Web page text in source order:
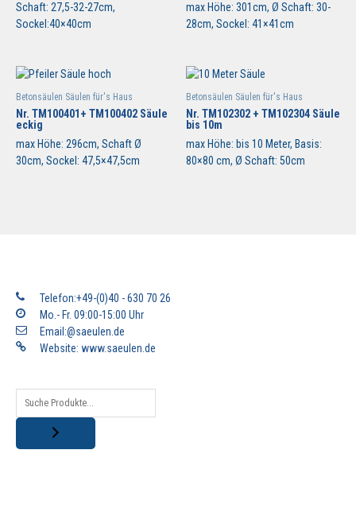
Schaft: 27,5-32-27cm,
Sockel:40×40cm
max Höhe: 301cm, Ø Schaft: 30-
28cm, Sockel: 41×41cm
Betonsäulen Säulen für's Haus
Nr. TM100401+ TM100402 Säule
eckig
max Höhe: 296cm, Schaft Ø
30cm, Sockel: 47,5×47,5cm
Betonsäulen Säulen für's Haus
Nr. TM102302 + TM102304 Säule
bis 10m
max Höhe: bis 10 Meter, Basis:
80×80 cm, Ø Schaft: 50cm
Telefon:+49-(0)40 - 630 70 26
Mo.- Fr. 09:00-15:00 Uhr
Email:@saeulen.de
Website: www.saeulen.de